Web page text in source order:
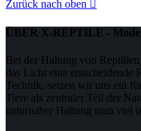
Zurück nach oben
ÜBER X-REPTILE -
Bei der Haltung von
das Licht eine entscheidende
Technik, setzen wir uns ein
Tiere als zentraler Teil der
naturnaher Haltung man viel